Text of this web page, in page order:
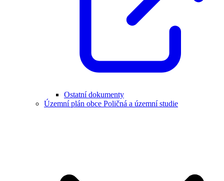
Ostatní dokumenty
Územní plán obce Poličná a územní studie